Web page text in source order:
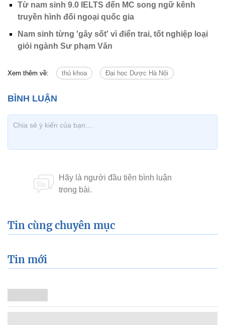
Từ nam sinh 9.0 IELTS đến MC song ngữ kênh
truyền hình đối ngoại quốc gia
Nam sinh từng 'gây sốt' vì điển trai, tốt nghiệp loại
giỏi ngành Sư phạm Văn
Xem thêm về: thủ khoa Đại học Dược Hà Nội
Tin cùng chuyên mục
Tin mới